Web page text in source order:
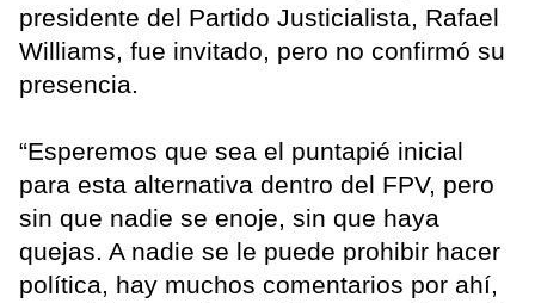
presidente del Partido Justicialista, Rafael
Williams, fue invitado, pero no confirmó su
presencia.
“Esperemos que sea el puntapié inicial
para esta alternativa dentro del FPV, pero
sin que nadie se enoje, sin que haya
quejas. A nadie se le puede prohibir hacer
política, hay muchos comentarios por ahí,